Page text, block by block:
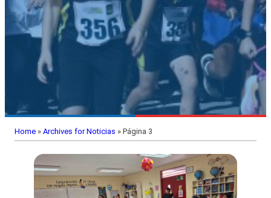
Home » Archives for Noticias » Página 3